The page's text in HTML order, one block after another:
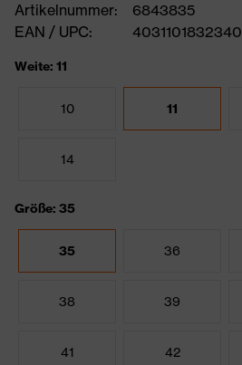
Artikelnummer:
6843835
EAN / UPC:
4031101832340
Weite: 11
10 11
14
Größe: 35
35 36
38 39
41 42